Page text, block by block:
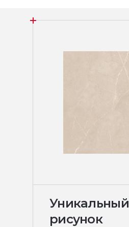
Уникальный
рисунок